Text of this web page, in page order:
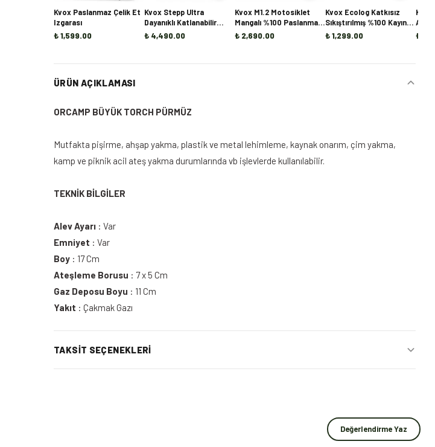
Kvox Paslanmaz Çelik Et
Izgarası
₺ 1,599.00
Kvox Stepp Ultra
Dayanıklı Katlanabilir
Kamp Sandalyesi
₺ 4,490.00
Kvox M1.2 Motosiklet
Mangalı %100 Paslanmaz
Çelik
₺ 2,690.00
Kvox Ecolog Katkısız
Sıkıştırılmış %100 Kayın
Briket Şömine ve Kamp
₺ 1,299.00
(Ön
₺
ÜRÜN AÇIKLAMASI
ORCAMP BÜYÜK TORCH PÜRMÜZ
Mutfakta pişirme, ahşap yakma, plastik ve metal lehimleme, kaynak onarım, çim yakma,
kamp ve piknik acil ateş yakma durumlarında vb işlevlerde kullanılabilir.
TEKNİK BİLGİLER
Alev Ayarı : Var
Emniyet : Var
Boy : 17 Cm
Ateşleme Borusu : 7 x 5 Cm
Gaz Deposu Boyu : 11 Cm
Yakıt : Çakmak Gazı
TAKSIT SEÇENEKLERI
Değerlendirme Yaz